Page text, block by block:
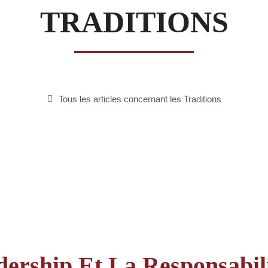
TRADITIONS
Tous les articles concernant les Traditions